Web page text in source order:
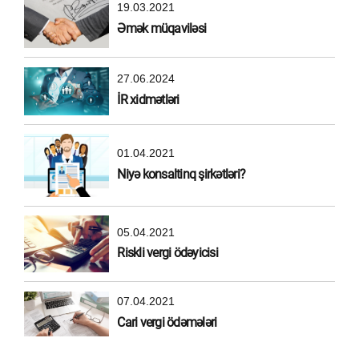
19.03.2021
Əmək müqaviləsi
27.06.2024
İR xidmətləri
01.04.2021
Niyə konsaltinq şirkətləri?
05.04.2021
Riskli vergi ödəyicisi
07.04.2021
Cari vergi ödəmələri